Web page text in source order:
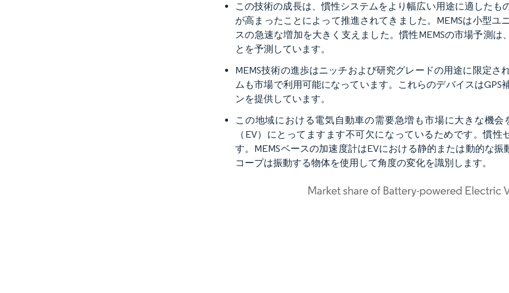
この技術の成長は、慣性システムをより幅広い用途に適した
が高まったことによって推進されてきました。MEMSは小型
スの急速な増加を大きく支えました。慣性MEMSの市場予測
とを予測しています。
MEMS技術の進歩はニッチおよび研究グレードの用途に限定
ムも市場で利用可能になっています。これらのデバイスは
ンを提供しています。
この地域における電気自動車の需要急増も市場に大きな機
（EV）にとってますます不可欠になっているためです。慣
す。MEMSベースの加速度計はEVにおける静的または動的な
コープは振動する物体を使用して角度の変化を識別します。